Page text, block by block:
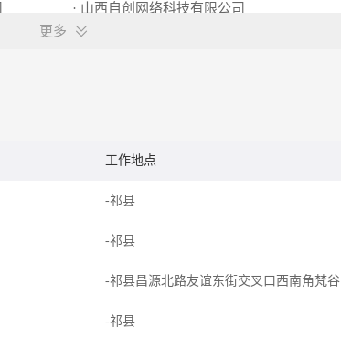
· 山西自创网络科技有限公司
销售
更多
工作地点
-祁县
-祁县
-祁县昌源北路友谊东街交叉口西南角梵谷
-祁县